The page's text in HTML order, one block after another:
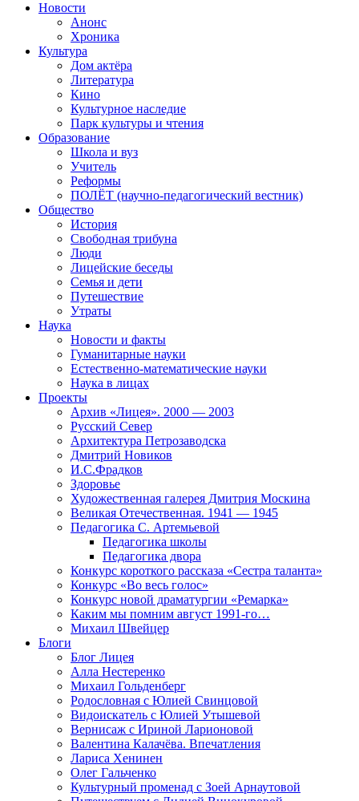
Новости
Анонс
Хроника
Культура
Дом актёра
Литература
Кино
Культурное наследие
Парк культуры и чтения
Образование
Школа и вуз
Учитель
Реформы
ПОЛЁТ (научно-педагогический вестник)
Общество
История
Свободная трибуна
Люди
Лицейские беседы
Семья и дети
Путешествие
Утраты
Наука
Новости и факты
Гуманитарные науки
Естественно-математические науки
Наука в лицах
Проекты
Архив «Лицея». 2000 — 2003
Русский Север
Архитектура Петрозаводска
Дмитрий Новиков
И.С.Фрадков
Здоровье
Художественная галерея Дмитрия Москина
Великая Отечественная. 1941 — 1945
Педагогика С. Артемьевой
Педагогика школы
Педагогика двора
Конкурс короткого рассказа «Сестра таланта»
Конкурс «Во весь голос»
Конкурс новой драматургии «Ремарка»
Каким мы помним август 1991-го…
Михаил Швейцер
Блоги
Блог Лицея
Алла Нестеренко
Михаил Гольденберг
Родословная с Юлией Свинцовой
Видоискатель с Юлией Утышевой
Вернисаж с Ириной Ларионовой
Валентина Калачёва. Впечатления
Лариса Хенинен
Олег Гальченко
Культурный променад с Зоей Арнаутовой